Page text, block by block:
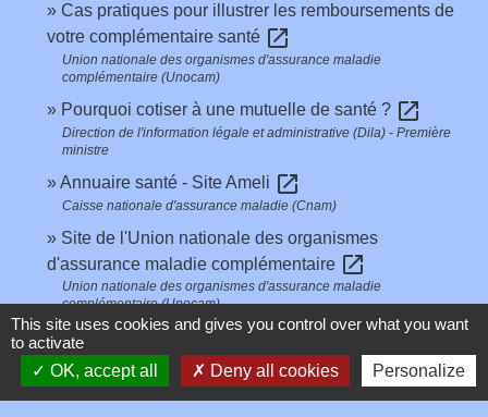
Cas pratiques pour illustrer les remboursements de
votre complémentaire santé open_in_new
Union nationale des organismes d'assurance maladie
complémentaire (Unocam)
Pourquoi cotiser à une mutuelle de santé ? open_in_new
Direction de l'information légale et administrative (Dila) - Première
ministre
Annuaire santé - Site Ameli open_in_new
Caisse nationale d'assurance maladie (Cnam)
Site de l'Union nationale des organismes
d'assurance maladie complémentaire open_in_new
Union nationale des organismes d'assurance maladie
complémentaire (Unocam)
Signaler une erreur sur cette page
This site uses cookies and gives you control over what you want
to activate
OK, accept all
Deny all cookies Personalize